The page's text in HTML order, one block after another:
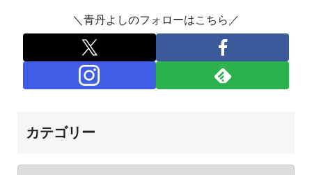
＼青丹よしのフォローはこちら／
カテゴリー